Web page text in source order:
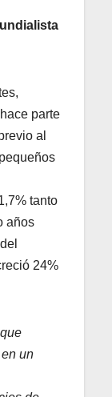
parte
al
tanto
años
24%
un